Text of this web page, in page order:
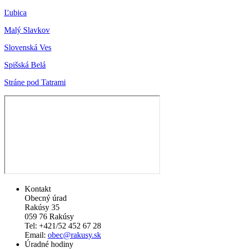
Ľubica
Malý Slavkov
Slovenská Ves
Spišská Belá
Stráne pod Tatrami
Kontakt
Obecný úrad
Rakúsy 35
059 76 Rakúsy
Tel: +421/52 452 67 28
Email: obec@rakusy.sk
Úradné hodiny